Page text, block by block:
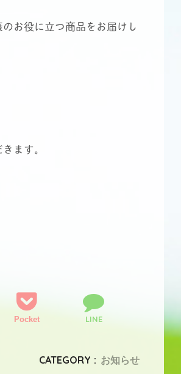
お役に立つ商品をお届けし
ます。
Pocket LINE
CATEGORY : お知らせ